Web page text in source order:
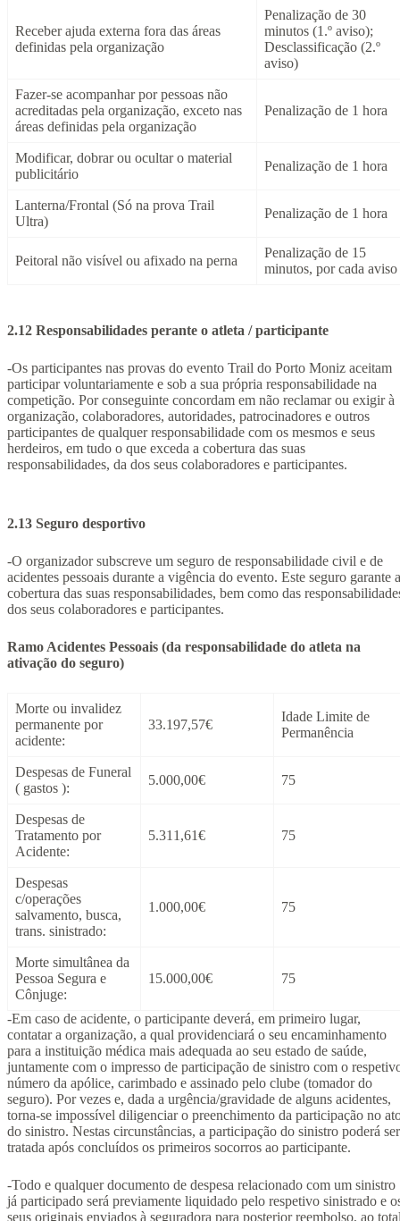
Receber ajuda externa fora das áreas
definidas pela organização
Penalização de 30
minutos (1.º aviso);
Desclassificação (2.º
aviso)
Fazer-se acompanhar por pessoas não
acreditadas pela organização, exceto nas
áreas definidas pela organização
Penalização de 1 hora
Modificar, dobrar ou ocultar o material
publicitário
Penalização de 1 hora
Lanterna/Frontal (Só na prova Trail
Ultra)
Penalização de 1 hora
Peitoral não visível ou afixado na perna
Penalização de 15
minutos, por cada aviso
2.12 Responsabilidades perante o atleta / participante
-Os participantes nas provas do evento Trail do Porto Moniz aceitam
participar voluntariamente e sob a sua própria responsabilidade na
competição. Por conseguinte concordam em não reclamar ou exigir à
organização, colaboradores, autoridades, patrocinadores e outros
participantes de qualquer responsabilidade com os mesmos e seus
herdeiros, em tudo o que exceda a cobertura das suas
responsabilidades, da dos seus colaboradores e participantes.
2.13 Seguro desportivo
-O organizador subscreve um seguro de responsabilidade civil e de
acidentes pessoais durante a vigência do evento. Este seguro garante a
cobertura das suas responsabilidades, bem como das
dos seus colaboradores e participantes.
Ramo Acidentes Pessoais (da responsabilidade do atleta na
ativação do seguro)
Morte ou invalidez
permanente por
acidente:
33.197,57€
Idade Limite de
Permanência
Despesas de Funeral
( gastos ):
5.000,00€ 75
Despesas de
Tratamento por
Acidente:
5.311,61€ 75
Despesas
c/operações
salvamento, busca,
trans. sinistrado:
1.000,00€ 75
Morte simultânea da
Pessoa Segura e
Cônjuge:
15.000,00€ 75
-Em caso de acidente, o participante deverá, em primeiro lugar,
contatar a organização, a qual providenciará o seu encaminhamento
para a instituição médica mais adequada ao seu estado de saúde,
juntamente com o impresso de participação de sinistro com o
número da apólice, carimbado e assinado pelo clube (tomador do
seguro). Por vezes e, dada a urgência/gravidade de alguns acidentes,
torna-se impossível diligenciar o preenchimento da participação no
do sinistro. Nestas circunstâncias, a participação do sinistro poderá ser
tratada após concluídos os primeiros socorros ao participante.
-Todo e qualquer documento de despesa relacionado com um sinistro
já participado será previamente liquidado pelo respetivo sinistrado e
seus originais enviados à seguradora para posterior reembolso, ao